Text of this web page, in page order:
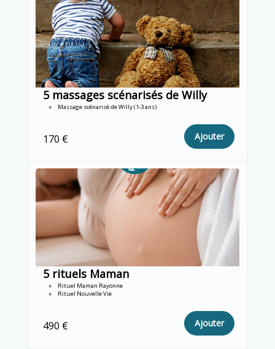
5 massages scénarisés de Willy
Massage scénarisé de Willy (1-3 ans)
170 € Ajouter
5 rituels Maman
Rituel Maman Rayonne
Rituel Nouvelle Vie
490 € Ajouter